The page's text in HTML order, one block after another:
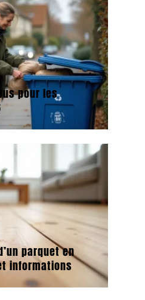
pour les
parquet en
informations